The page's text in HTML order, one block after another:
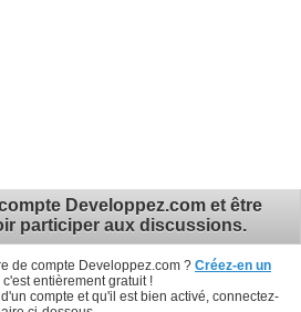
Developpez.com et être
participer aux discussions.
de compte Developpez.com ? Créez-en un
, c'est entièrement gratuit !
compte et qu'il est bien activé, connectez-